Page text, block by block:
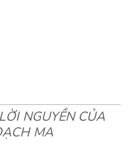
NGUYỀN CỦA
MA